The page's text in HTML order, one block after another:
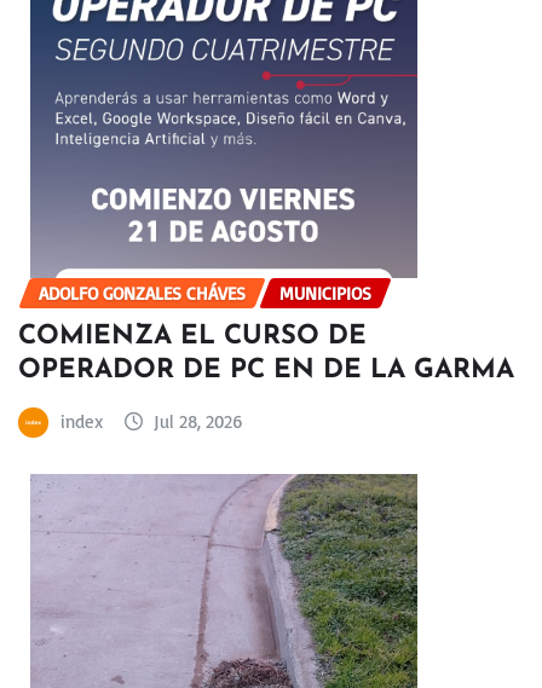
ADOLFO GONZALES CHÁVES MUNICIPIOS
COMIENZA EL CURSO DE
OPERADOR DE PC EN DE LA GARMA
index Jul 28, 2026